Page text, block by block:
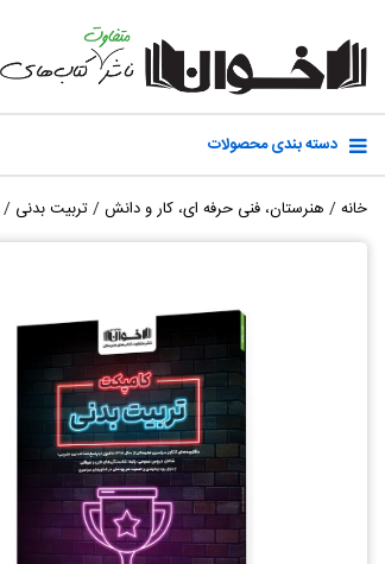
دسته بندی محصولات
خانه/ هنرستان، فنی حرفه ای، کار و دانش/تربیت بدنی /